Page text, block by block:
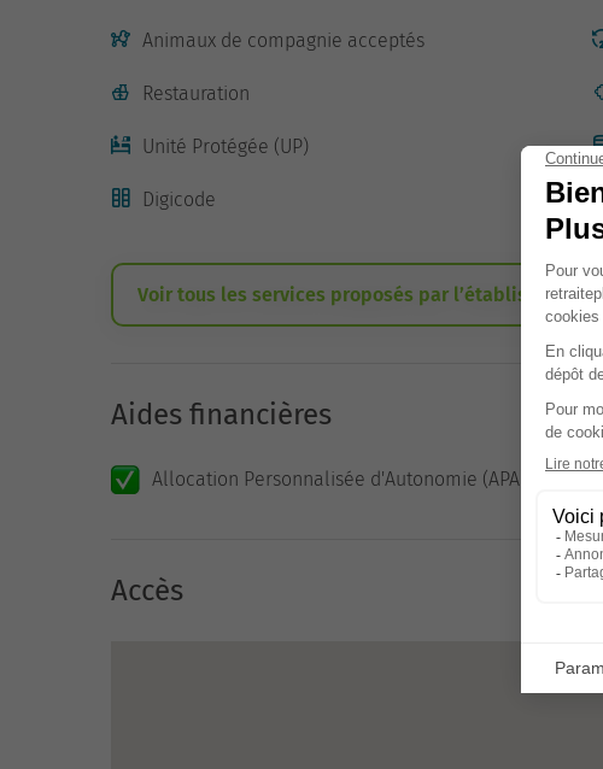
Animaux de compagnie acceptés
Restauration
Unité Protégée (UP)
Digicode
Voir tous les services proposés par l’établissement
Aides financières
Allocation Personnalisée d'Autonomie (APA)
Accès